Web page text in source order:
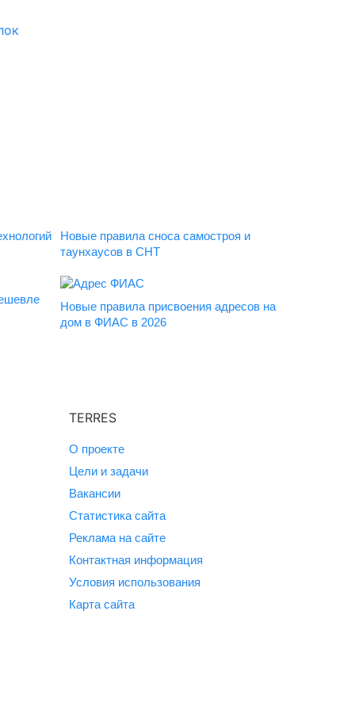
Новые правила сноса самостроя и
таунхаусов в СНТ
Новые правила присвоения адресов на
дом в ФИАС в 2026
TERRES
О проекте
Цели и задачи
Вакансии
Статистика сайта
Реклама на сайте
Контактная информация
Условия использования
Карта сайта